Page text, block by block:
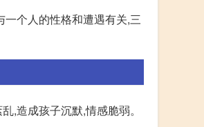
个人的性格和遭遇有关,三
,造成孩子沉默,情感脆弱。